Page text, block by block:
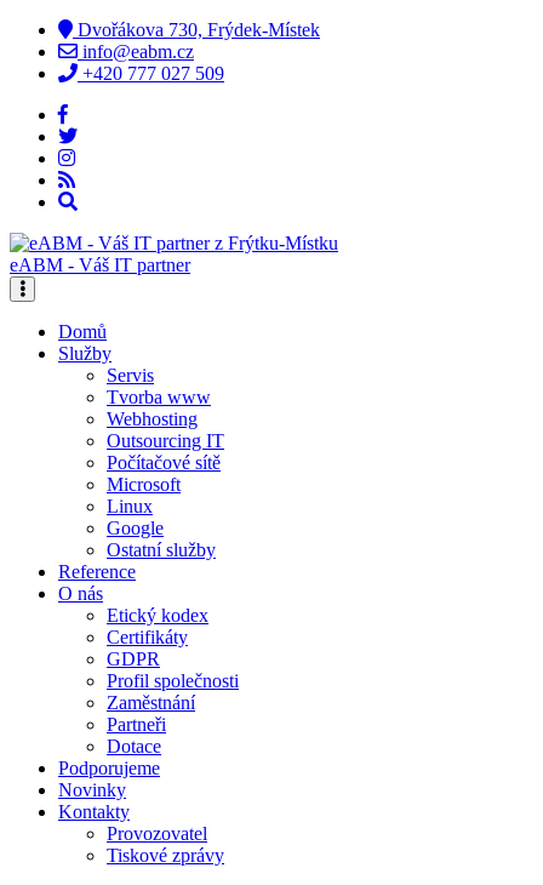
Dvořákova 730, Frýdek-Místek
info@eabm.cz
+420 777 027 509
eABM - Váš IT partner
Domů
Služby
Servis
Tvorba www
Webhosting
Outsourcing IT
Počítačové sítě
Microsoft
Linux
Google
Ostatní služby
Reference
O nás
Etický kodex
Certifikáty
GDPR
Profil společnosti
Zaměstnání
Partneři
Dotace
Podporujeme
Novinky
Kontakty
Provozovatel
Tiskové zprávy